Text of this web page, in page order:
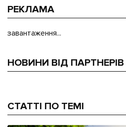
РЕКЛАМА
завантаження...
НОВИНИ ВІД ПАРТНЕРІВ
СТАТТІ ПО ТЕМІ